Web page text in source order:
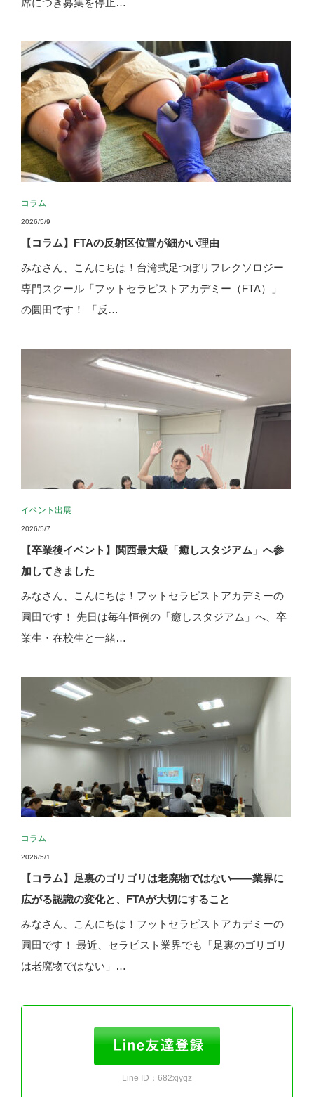
席につき募集を停止…
コラム
2026/5/9
【コラム】FTAの反射区位置が細かい理由
みなさん、こんにちは！台湾式足つぼリフレクソロジー
専門スクール「フットセラピストアカデミー（FTA）」
の圓田です！ 「反…
イベント出展
2026/5/7
【卒業後イベント】関西最大級「癒しスタジアム」へ参
加してきました
みなさん、こんにちは！フットセラピストアカデミーの
圓田です！ 先日は毎年恒例の「癒しスタジアム」へ、卒
業生・在校生と一緒…
コラム
2026/5/1
【コラム】足裏のゴリゴリは老廃物ではない——業界に
広がる認識の変化と、FTAが大切にすること
みなさん、こんにちは！フットセラピストアカデミーの
圓田です！ 最近、セラピスト業界でも「足裏のゴリゴリ
は老廃物ではない」…
Line ID：682xjyqz